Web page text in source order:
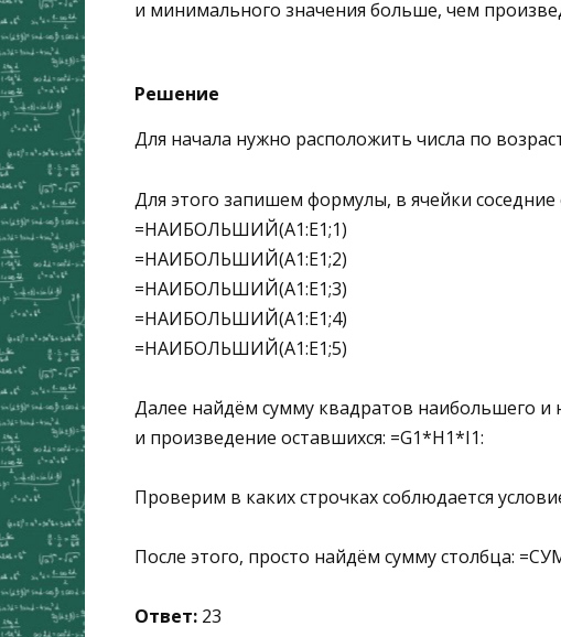
и минимального значения больше, чем
Решение
Для начала нужно расположить числа по
Для этого запишем формулы, в ячейки соседние
=НАИБОЛЬШИЙ(A1:E1;1)
=НАИБОЛЬШИЙ(A1:E1;2)
=НАИБОЛЬШИЙ(A1:E1;3)
=НАИБОЛЬШИЙ(A1:E1;4)
=НАИБОЛЬШИЙ(A1:E1;5)
Далее найдём сумму квадратов наибольшего и
и произведение оставшихся: =G1*H1*I1:
Проверим в каких строчках соблюдается
После этого, просто найдём сумму столбца:
Ответ: 23